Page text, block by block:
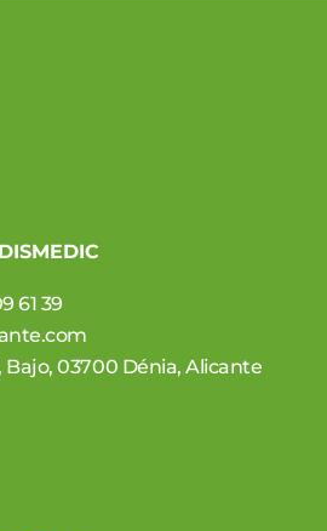
61 39
Bajo, 03700 Dénia, Alicante